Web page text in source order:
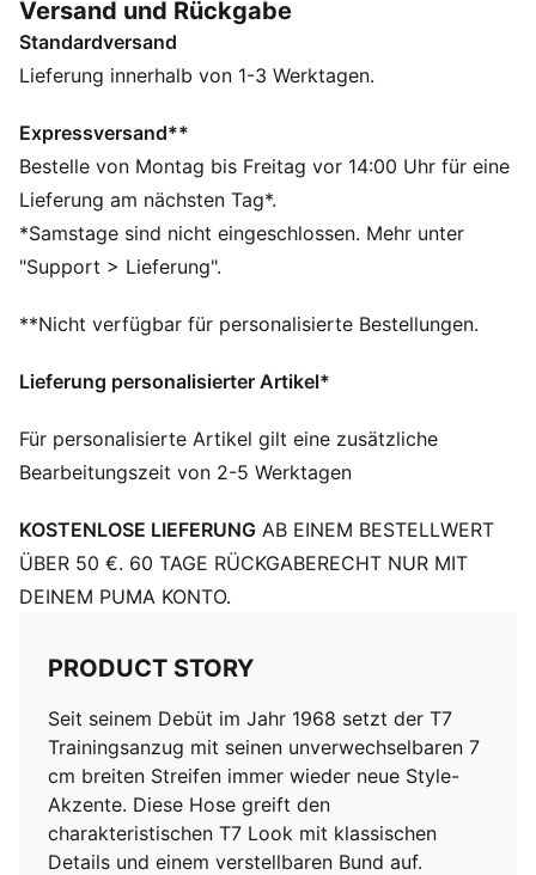
FEATURES + VORTEILE
Hergestellt aus mindestens 30 % recycelten
Materialien
Entworfen für: Lifestyle by PUMA
Passform: Relaxed
Länge: Regulär
Offener Saum
Hauptmaterial: Spacer
Elastischer Bund mit Tunnelzügen innen
Taschen: Gesäßtasche, Seitentasche
Versand und Rückgabe
Standardversand
Lieferung innerhalb von 1-3 Werktagen.
Expressversand**
Bestelle von Montag bis Freitag vor 14:00 Uhr für eine
Lieferung am nächsten Tag*.
*Samstage sind nicht eingeschlossen. Mehr unter
"Support > Lieferung".
**Nicht verfügbar für personalisierte Bestellungen.
Lieferung personalisierter Artikel*
Für personalisierte Artikel gilt eine zusätzliche
Bearbeitungszeit von 2-5 Werktagen
KOSTENLOSE LIEFERUNG AB EINEM BESTELLWERT
ÜBER 50 €. 60 TAGE RÜCKGABERECHT NUR MIT
DEINEM PUMA KONTO.
PRODUCT STORY
Seit seinem Debüt im Jahr 1968 setzt der T7
Trainingsanzug mit seinen unverwechselbaren 7
cm breiten Streifen immer wieder neue Style-
Akzente. Diese Hose greift den
charakteristischen T7 Look mit klassischen
Details und einem verstellbaren Bund auf.